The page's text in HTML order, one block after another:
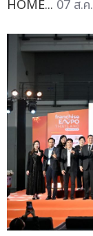
HOME... 07 ส.ค.